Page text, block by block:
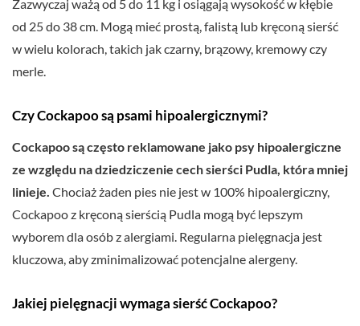
Zazwyczaj ważą od 5 do 11 kg i osiągają wysokość w kłębie
od 25 do 38 cm. Mogą mieć prostą, falistą lub kręconą sierść
w wielu kolorach, takich jak czarny, brązowy, kremowy czy
merle.
Czy Cockapoo są psami hipoalergicznymi?
Cockapoo są często reklamowane jako psy hipoalergiczne
ze względu na dziedziczenie cech sierści Pudla, która mniej
linieje. Chociaż żaden pies nie jest w 100% hipoalergiczny,
Cockapoo z kręconą sierścią Pudla mogą być lepszym
wyborem dla osób z alergiami. Regularna pielęgnacja jest
kluczowa, aby zminimalizować potencjalne alergeny.
Jakiej pielęgnacji wymaga sierść Cockapoo?